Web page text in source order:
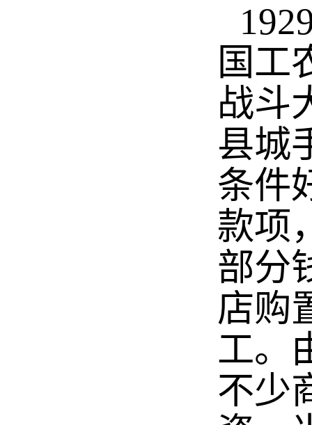
国工
战斗
县城
条件
款项
部分
店购
工。
不少